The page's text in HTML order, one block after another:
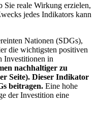
reale Wirkung erzielen,
jedes Indikators kann
Nationen (SDGs),
die wichtigsten positiven
Investitionen in
nachhaltiger zu
Seite). Dieser Indikator
beitragen. Eine hohe
der Investition eine